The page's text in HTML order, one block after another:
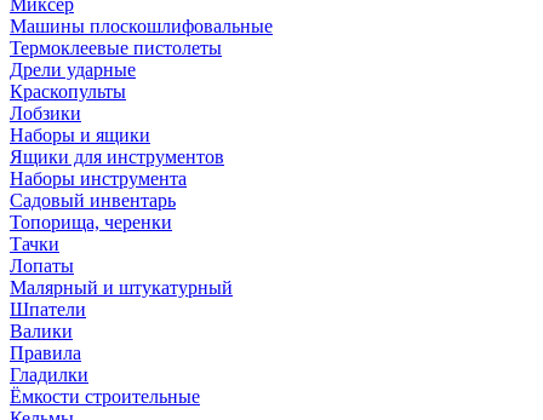
Миксер
Машины плоскошлифовальные
Термоклеевые пистолеты
Дрели ударные
Краскопульты
Лобзики
Наборы и ящики
Ящики для инструментов
Наборы инструмента
Садовый инвентарь
Топорища, черенки
Тачки
Лопаты
Малярный и штукатурный
Шпатели
Валики
Правила
Гладилки
Ёмкости строительные